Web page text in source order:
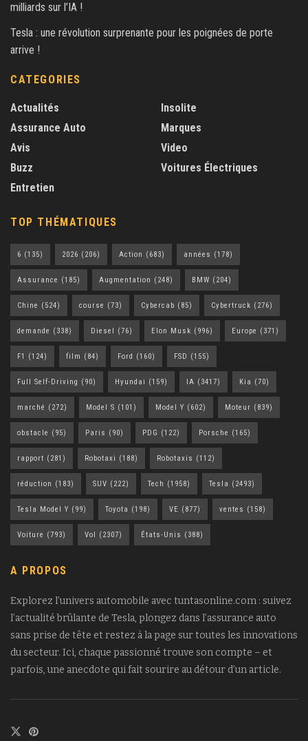
milliards sur l’IA !
Tesla : une révolution surprenante pour les poignées de porte
arrive !
CATEGORIES
Actualités
Assurance Auto
Avis
Buzz
Entretien
Insolite
Marques
Video
Voitures Électriques
TOP THÉMATIQUES
6 (135) 2026 (206) Action (683) années (178)
Assurance (185) Augmentation (248) BMW (204)
Chine (524) course (73) Cybercab (85) Cybertruck (276)
demande (338) Diesel (76) Elon Musk (996) Europe (371)
F1 (124) film (84) Ford (160) FSD (155)
Full Self-Driving (90) Hyundai (159) IA (3417) Kia (70)
marché (272) Model S (101) Model Y (602) Moteur (839)
obstacle (95) Paris (90) PDG (122) Porsche (165)
rapport (281) Robotaxi (188) Robotaxis (112)
réduction (183) SUV (222) Tech (1958) Tesla (2493)
Tesla Model Y (99) Toyota (198) VE (877) ventes (158)
Voiture (793) Vol (2307) États-Unis (388)
A PROPOS
Explorez l’univers automobile avec tuntasonline.com : suivez
l’actualité brûlante de Tesla, plongez dans l’assurance auto
sans prise de tête et restez à la page sur toutes les innovations
du secteur. Ici, chaque passionné trouve son compte – et
parfois, une anecdote qui fait sourire au détour d’un article.